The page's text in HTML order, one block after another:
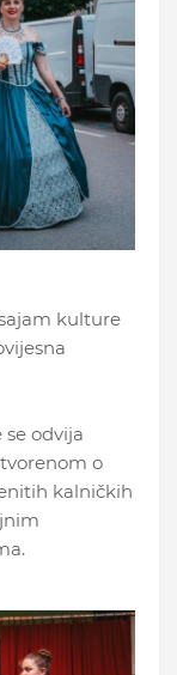
kulture
odvija
o
kalničkih